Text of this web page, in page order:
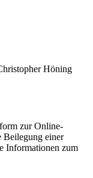
Höning
zur Online-
Beilegung einer
Informationen zum